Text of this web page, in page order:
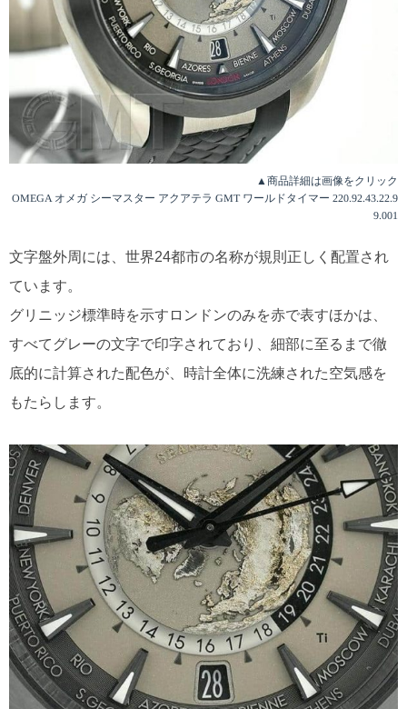
▲商品詳細は画像をクリック
OMEGA オメガ シーマスター アクアテラ GMT ワールドタイマー 220.92.43.22.9
9.001
文字盤外周には、世界24都市の名称が規則正しく配置され
ています。
グリニッジ標準時を示すロンドンのみを赤で表すほかは、
すべてグレーの文字で印字されており、細部に至るまで徹
底的に計算された配色が、時計全体に洗練された空気感を
もたらします。